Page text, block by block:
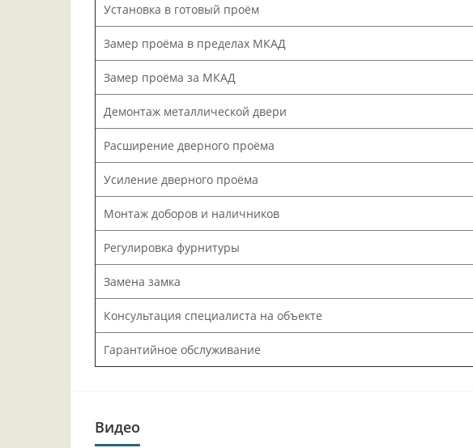
Установка в готовый проём
Замер проёма в пределах МКАД
Замер проёма за МКАД
Демонтаж металлической двери
Расширение дверного проёма
Усиление дверного проёма
Монтаж доборов и наличников
Регулировка фурнитуры
Замена замка
Консультация специалиста на объекте
Гарантийное обслуживание
Видео